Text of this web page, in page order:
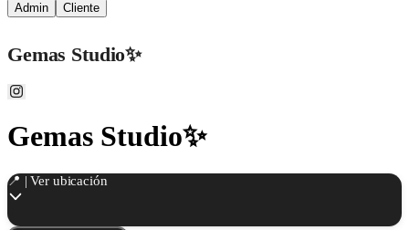
Admin Cliente
Gemas Studio✨
Gemas Studio✨
📍 | Ver ubicación